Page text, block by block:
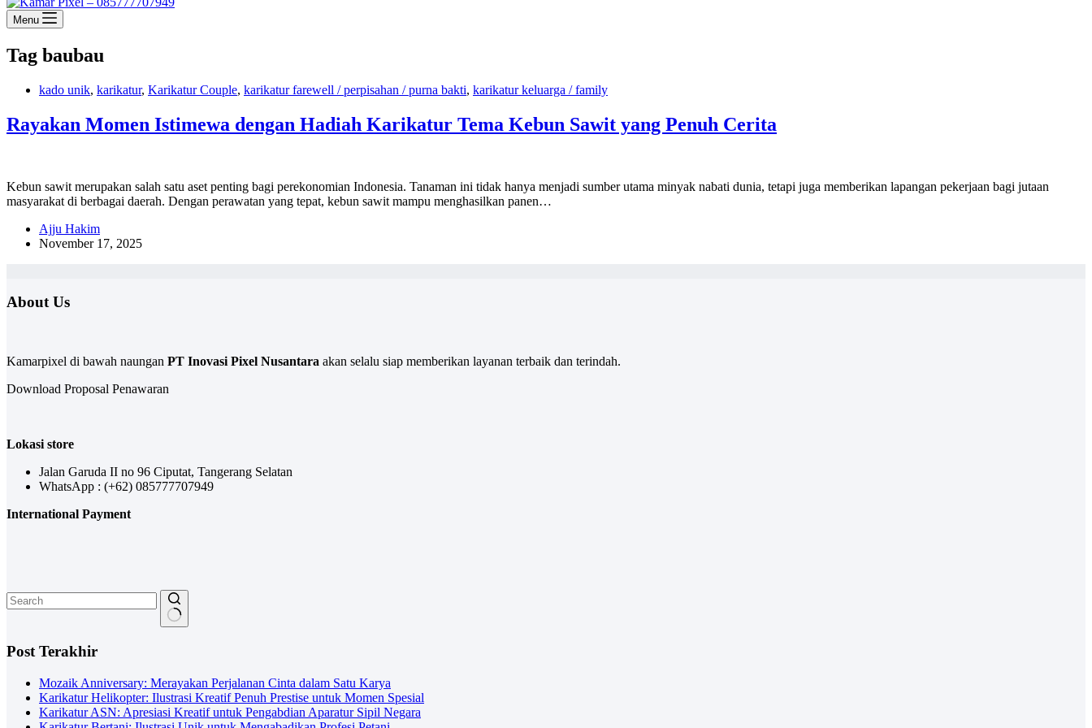
Menu
Tag baubau
kado unik, karikatur, Karikatur Couple, karikatur farewell / perpisahan / purna bakti, karikatur keluarga / family
Rayakan Momen Istimewa dengan Hadiah Karikatur Tema Kebun Sawit yang Penuh Cerita
Kebun sawit merupakan salah satu aset penting bagi perekonomian Indonesia. Tanaman ini tidak hanya menjadi sumber utama minyak nabati dunia, tetapi juga memberikan lapangan pekerjaan bagi jutaan
masyarakat di berbagai daerah. Dengan perawatan yang tepat, kebun sawit mampu menghasilkan panen…
Ajju Hakim
November 17, 2025
About Us
Kamarpixel di bawah naungan PT Inovasi Pixel Nusantara akan selalu siap memberikan layanan terbaik dan terindah.
Download Proposal Penawaran
Lokasi store
Jalan Garuda II no 96 Ciputat, Tangerang Selatan
WhatsApp : (+62) 085777707949
International Payment
results
Post Terakhir
Mozaik Anniversary: Merayakan Perjalanan Cinta dalam Satu Karya
Karikatur Helikopter: Ilustrasi Kreatif Penuh Prestise untuk Momen Spesial
Karikatur ASN: Apresiasi Kreatif untuk Pengabdian Aparatur Sipil Negara